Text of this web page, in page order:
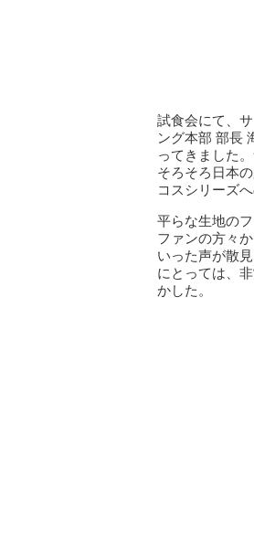
試食会にて、
ング本部 部長
ってきました
そろそろ日本
コスシリーズ
平らな生地の
ファンの方々
いった声が散
にとっては、
かした。